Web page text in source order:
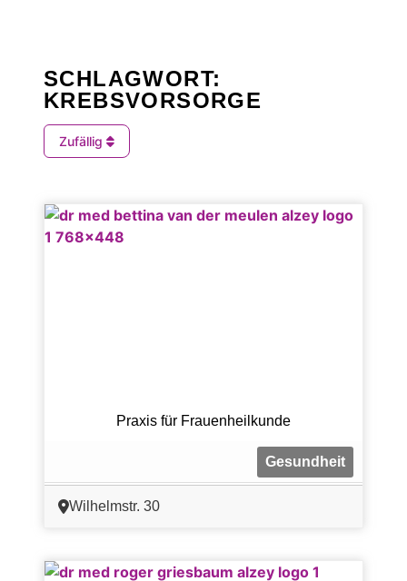
SCHLAGWORT:
KREBSVORSORGE
Zufällig
Praxis für Frauenheilkunde
Gesundheit
Wilhelmstr. 30